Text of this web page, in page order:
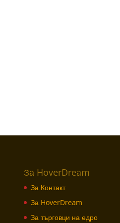
За HoverDream
За Контакт
За HoverDream
За търговци на едро